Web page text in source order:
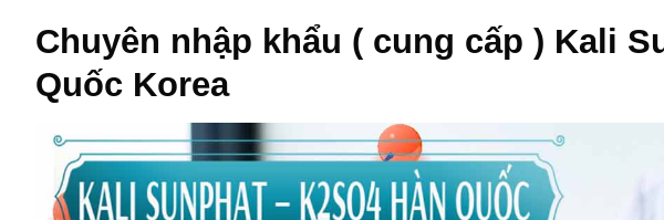
Chuyên nhập khẩu ( cung cấp ) Kali
Quốc Korea